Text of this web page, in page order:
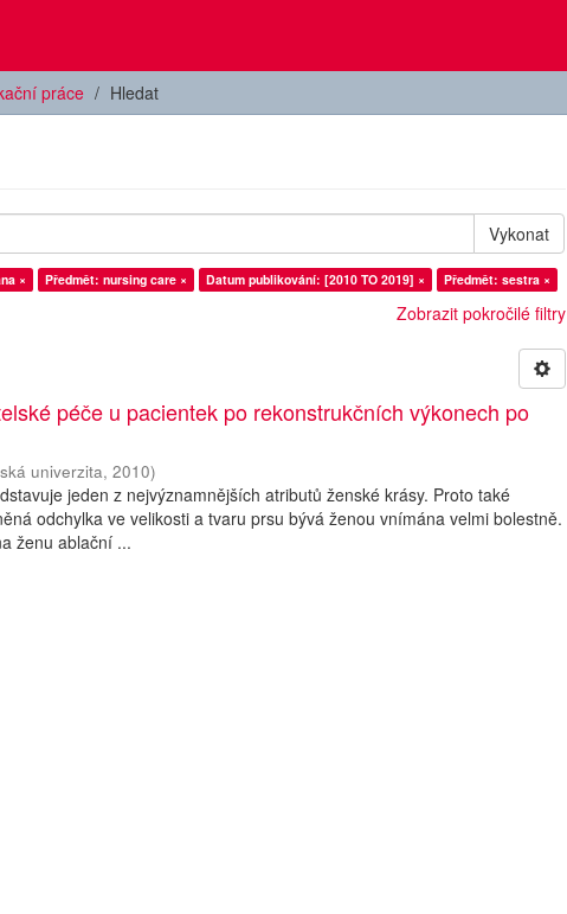
práce Hledat
Vykonat
× Předmět: nursing care × Datum publikování: [2010 TO 2019] × Předmět: sestra ×
Zobrazit pokročilé filtry
péče u pacientek po rekonstrukčních výkonech po
univerzita,2010)
jeden z nejvýznamnějších atributů ženské krásy. Proto také
odchylka ve velikosti a tvaru prsu bývá ženou vnímána velmi bolestně.
ženu ablační ...